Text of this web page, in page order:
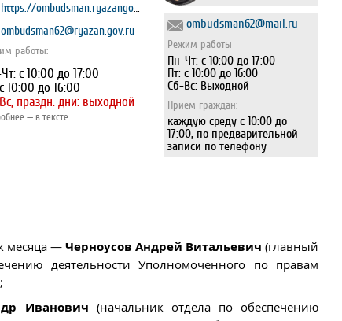
https://ombudsman.ryazangov.ru/department
ombudsman62@ryazan.gov.ru
работы:
с 10:00 до 17:00
10:00 до 16:00
праздн. дни: выходной
— в тексте
ombudsman62@mail.ru
Режим работы
Пн-Чт: с 10:00 до 17:00
Пт: с 10:00 до 16:00
Сб-Вс: Выходной
Прием граждан:
каждую среду с 10:00 до
17:00, по предварительной
записи по телефону
месяца —Черноусов Андрей Витальевич (главный
деятельности Уполномоченного по правам
Иванович (начальник отдела по обеспечению